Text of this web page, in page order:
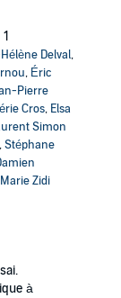
Delval,
, Éric
Pierre
Cros, Elsa
Simon
Stéphane
Marie Zidi
à